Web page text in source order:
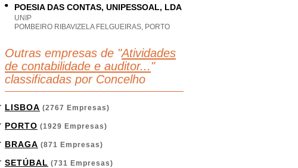
POESIA DAS CONTAS, UNIPESSOAL, LDA
UNIP
POMBEIRO RIBAVIZELA FELGUEIRAS, PORTO
Outras empresas de "Atividades
de contabilidade e auditor... "
classificadas por Concelho
LISBOA (2767 Empresas)
PORTO (1929 Empresas)
BRAGA (871 Empresas)
SETÚBAL (731 Empresas)